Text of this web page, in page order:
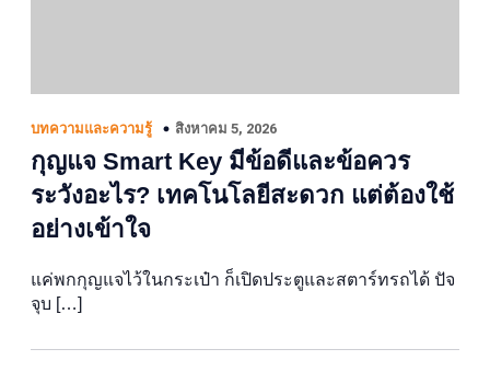
บทความและความรู้ สิงหาคม 5, 2026
กุญแจ Smart Key มีข้อดีและข้อควร
ระวังอะไร? เทคโนโลยีสะดวก แต่ต้องใช้
อย่างเข้าใจ
แค่พกกุญแจไว้ในกระเป๋า ก็เปิดประตูและสตาร์ทรถได้ ปัจ
จุบ […]